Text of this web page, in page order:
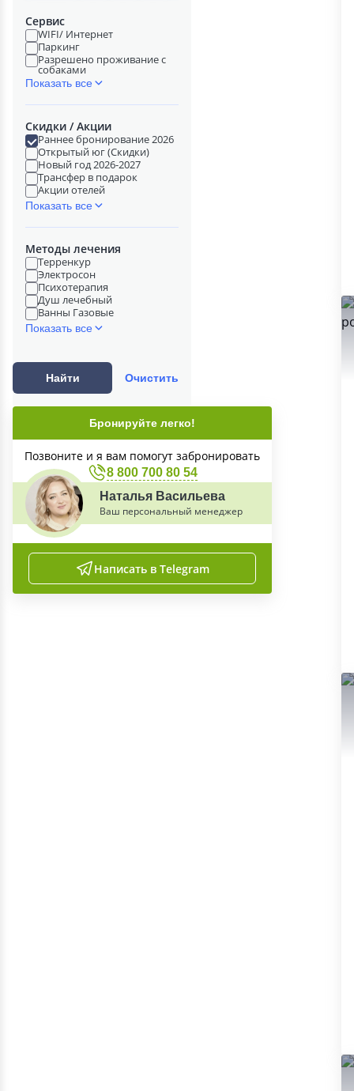
Сервис
WIFI/ Интернет
Паркинг
Разрешено проживание с
собаками
Показать все
Скидки / Акции
Раннее бронирование 2026
Открытый юг (Скидки)
Новый год 2026-2027
Трансфер в подарок
Акции отелей
Показать все
Методы лечения
Терренкур
Электросон
Психотерапия
Душ лечебный
Ванны Газовые
Показать все
Найти Очистить
Бронируйте легко!
Позвоните и я вам помогут забронировать
8 800 700 80 54
Наталья Васильева
Ваш персональный менеджер
Написать в Telegram